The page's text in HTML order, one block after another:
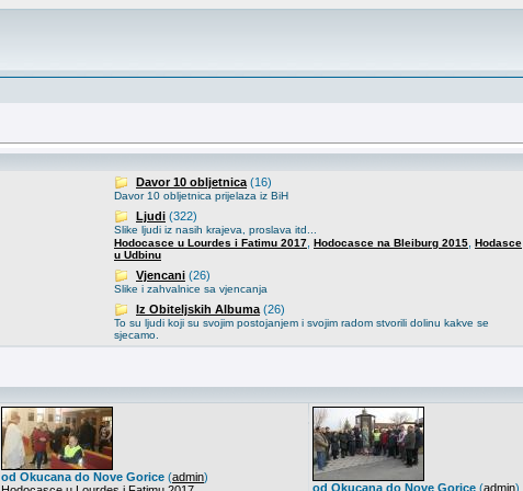
Davor 10 obljetnica (16)
Davor 10 obljetnica prijelaza iz BiH
Ljudi (322)
Slike ljudi iz nasih krajeva, proslava itd...
Hodocasce u Lourdes i Fatimu 2017 Hodocasce na Bleiburg 2015 Hodasce
u Udbinu
Vjencani (26)
Slike i zahvalnice sa vjencanja
Iz Obiteljskih Albuma (26)
To su ljudi koji su svojim postojanjem i svojim radom stvorili dolinu kakve se
sjecamo.
od Okucana do Nove Gorice (admin)
od Okucana do Nove Gorice (admin)